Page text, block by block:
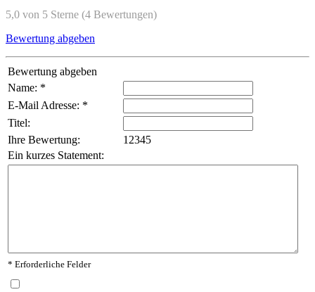
5,0 von 5 Sterne (4 Bewertungen)
Bewertung abgeben
Bewertung abgeben
Name: *
E-Mail Adresse: *
Titel:
Ihre Bewertung:
1 2345
Ein kurzes Statement:
* Erforderliche Felder